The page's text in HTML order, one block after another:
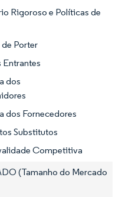
Rigoroso e Políticas de
Porter
Entrantes
dos
dos Fornecedores
Substitutos
Competitiva
(Tamanho do Mercado